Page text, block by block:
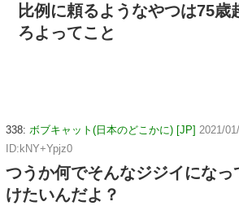
比例に頼るようなやつは75歳
ろよってこと
338: ボブキャット(日本のどこかに) [JP] 2021/
ID:kNY+Ypjz0
つうか何でそんなジジイになっ
けたいんだよ？